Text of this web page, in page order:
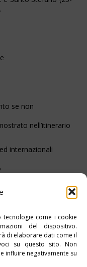
come i cookie
del dispositivo.
di elaborare dati come il
su questo sito. Non
influire negativamente su
se non
nell’itinerario
internazionali
Stampa PDF